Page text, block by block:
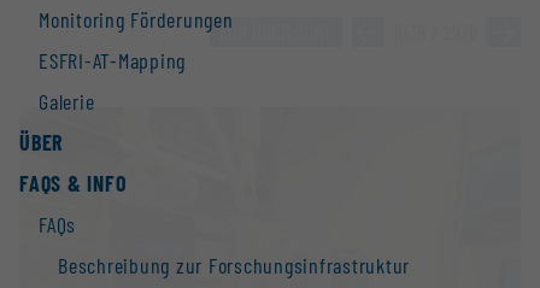
Monitoring Förderungen
ESFRI-AT-Mapping
Galerie
ÜBER
FAQS & INFO
FAQs
Beschreibung zur Forschungs­infrastruktur
ZUR ÜBERSICHT